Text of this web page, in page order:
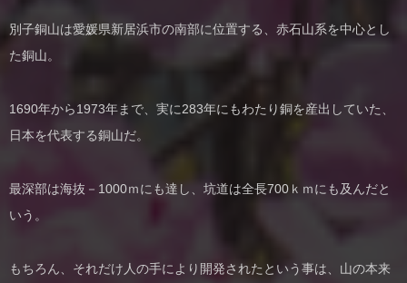
別子銅山は愛媛県新居浜市の南部に位置する、赤石山系を中心とし
た銅山。
1690年から1973年まで、実に283年にもわたり銅を産出していた、
日本を代表する銅山だ。
最深部は海抜－1000ｍにも達し、坑道は全長700ｋｍにも及んだと
いう。
もちろん、それだけ人の手により開発されたという事は、山の本来